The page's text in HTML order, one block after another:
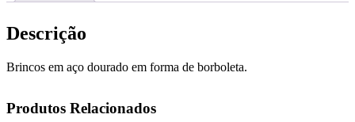
Descrição
Brincos em aço dourado em forma de borboleta.
Produtos Relacionados